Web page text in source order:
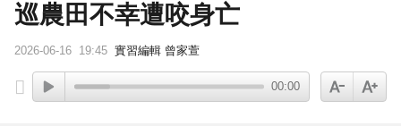
巡農田不幸遭咬身亡
2026-06-16 19:45 實習編輯 曾家萱
00:00